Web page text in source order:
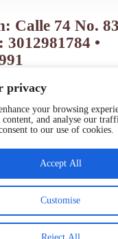
privacy
your browsing
content, and analyse our
to our use of cookies.
Customise
Reject All
Accept All
Calle 74 No.
3012981784 •
privacidad
y Condiciones
©
By: